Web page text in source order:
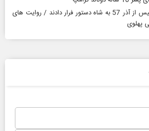
سفرای آمریکا و انگلیس از آذر 57 به شاه دستور فرار دادند / روایت های
پهلوی